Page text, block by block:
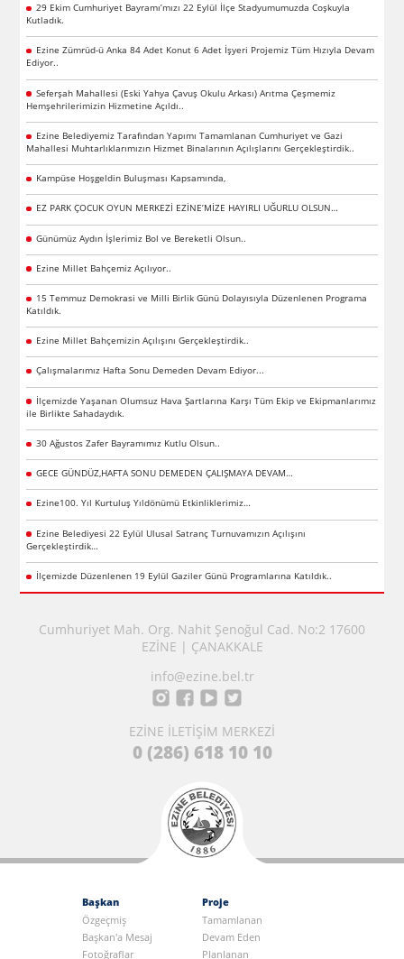
29 Ekim Cumhuriyet Bayramı’mızı 22 Eylül İlçe Stadyumumuzda Coşkuyla
Kutladık.
Ezine Zümrüd-ü Anka 84 Adet Konut 6 Adet İşyeri Projemiz Tüm Hızıyla Devam
Ediyor..
Seferşah Mahallesi (Eski Yahya Çavuş Okulu Arkası) Arıtma Çeşmemiz
Hemşehrilerimizin Hizmetine Açıldı..
Ezine Belediyemiz Tarafından Yapımı Tamamlanan Cumhuriyet ve Gazi
Mahallesi Muhtarlıklarımızın Hizmet Binalarının Açılışlarını Gerçekleştirdik..
Kampüse Hoşgeldin Buluşması Kapsamında,
EZ PARK ÇOCUK OYUN MERKEZİ EZİNE’MİZE HAYIRLI UĞURLU OLSUN…
Günümüz Aydın İşlerimiz Bol ve Bereketli Olsun..
Ezine Millet Bahçemiz Açılıyor..
15 Temmuz Demokrasi ve Milli Birlik Günü Dolayısıyla Düzenlenen Programa
Katıldık.
Ezine Millet Bahçemizin Açılışını Gerçekleştirdik..
Çalışmalarımız Hafta Sonu Demeden Devam Ediyor...
İlçemizde Yaşanan Olumsuz Hava Şartlarına Karşı Tüm Ekip ve Ekipmanlarımız
ile Birlikte Sahadaydık.
30 Ağustos Zafer Bayramımız Kutlu Olsun..
GECE GÜNDÜZ,HAFTA SONU DEMEDEN ÇALIŞMAYA DEVAM…
Ezine100. Yıl Kurtuluş Yıldönümü Etkinliklerimiz…
Ezine Belediyesi 22 Eylül Ulusal Satranç Turnuvamızın Açılışını
Gerçekleştirdik…
İlçemizde Düzenlenen 19 Eylül Gaziler Günü Programlarına Katıldık..
Cumhuriyet Mah. Org. Nahit Şenoğul Cad. No:2 17600
EZİNE | ÇANAKKALE
info@ezine.bel.tr
EZİNE İLETİŞİM MERKEZİ
0 (286) 618 10 10
Başkan
Özgeçmiş
Başkan'a Mesaj
Fotoğraflar
Proje
Tamamlanan
Devam Eden
Planlanan